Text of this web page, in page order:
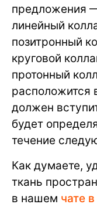
предложения
линейный
позитронный
круговой
протонный
расположится
должен
будет
течение
Как думаете,
ткань
в нашем чате